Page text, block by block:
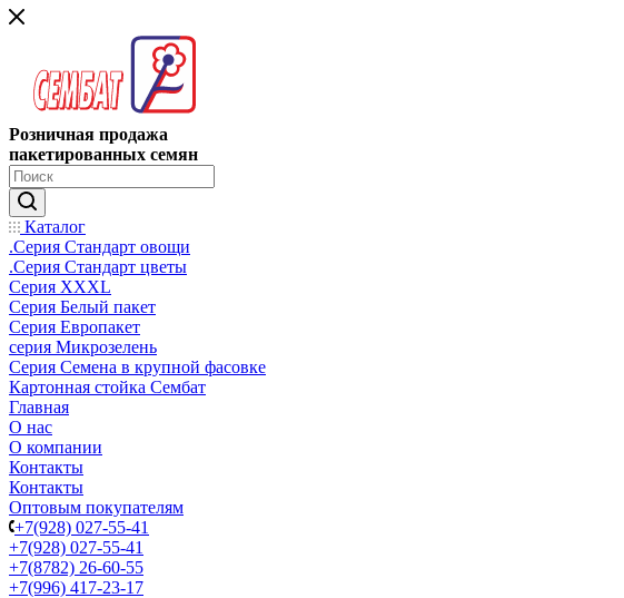
Розничная продажа
пакетированных семян
Каталог
.Серия Стандарт овощи
.Серия Стандарт цветы
Серия XXXL
Серия Белый пакет
Серия Европакет
серия Микрозелень
Серия Семена в крупной фасовке
Картонная стойка Сембат
Главная
О нас
О компании
Контакты
Контакты
Оптовым покупателям
+7(928) 027-55-41
+7(928) 027-55-41
+7(8782) 26-60-55
+7(996) 417-23-17